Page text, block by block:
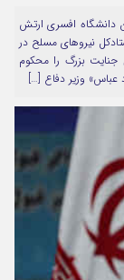
دانشگاه افسری ارتش
نیروهای مسلح در
بزرگ را محکوم
وزیر دفاع […]